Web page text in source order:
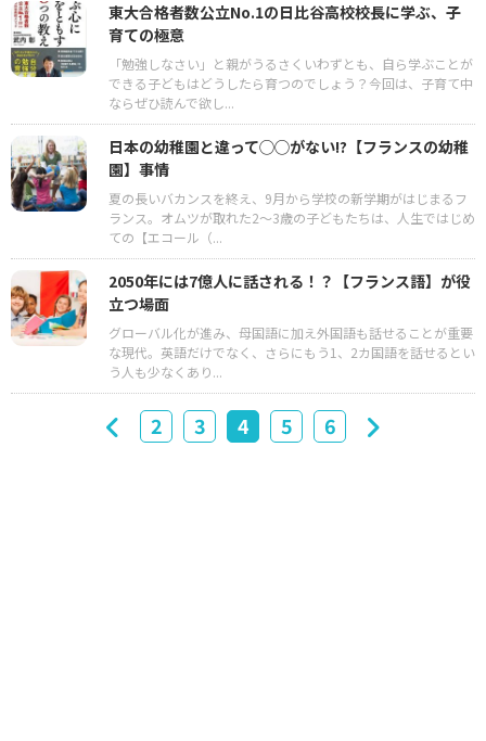
東大合格者数公立No.1の日比谷高校校長に学ぶ、子
育ての極意
「勉強しなさい」と親がうるさくいわずとも、自ら学ぶことが
できる子どもはどうしたら育つのでしょう？今回は、子育て中
ならぜひ読んで欲し...
日本の幼稚園と違って◯◯がない!?【フランスの幼稚
園】事情
夏の長いバカンスを終え、9月から学校の新学期がはじまるフ
ランス。オムツが取れた2～3歳の子どもたちは、人生ではじめ
ての【エコール（...
2050年には7億人に話される！？【フランス語】が役
立つ場面
グローバル化が進み、母国語に加え外国語も話せることが重要
な現代。英語だけでなく、さらにもう1、2カ国語を話せるとい
う人も少なくあり...
2 3 4 5 6